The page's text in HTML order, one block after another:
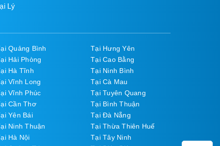
Lý
Quảng Bình
Tại Hưng Yên
Hải Phòng
Tại Cao Bằng
Hà Tĩnh
Tại Ninh Bình
Vĩnh Long
Tại Cà Mau
Vĩnh Phúc
Tại Tuyên Quang
Cần Thơ
Tại Bình Thuận
Yên Bái
Tại Đà Nẵng
Ninh Thuận
Tại Thừa Thiên Huế
Hà Nội
Tại Tây Ninh